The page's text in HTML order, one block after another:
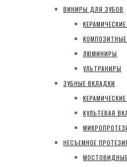
ВИНИРЫ ДЛЯ ЗУБОВ
ЛЮМИНИРЫ
УЛЬТРАНИРЫ
ЗУБНЫЕ ВКЛАДКИ
КУЛЬТЕВАЯ
НЕСЪЕМНОЕ